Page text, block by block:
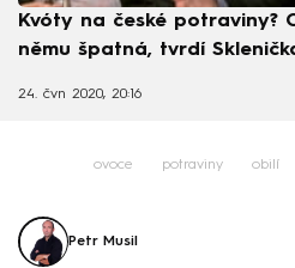
Kvóty na české potraviny?
němu špatná, tvrdí
24. čvn 2020, 20:16
ovoce potraviny obilí
Petr Musil